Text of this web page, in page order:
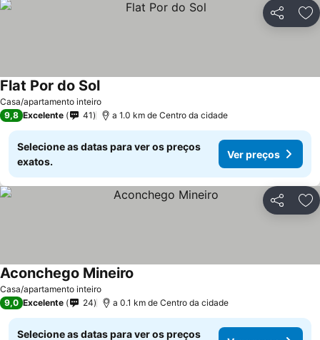
Partilhar
Casa/apartamento inteiro
Flat Por do Sol
9,8 Excelente 41 a 1.0 km de Centro da cidade
Selecione as datas para ver os preços
exatos.
Ver preços
Partilhar
Casa/apartamento inteiro
Aconchego Mineiro
9,0 Excelente 24 a 0.1 km de Centro da cidade
Selecione as datas para ver os preços